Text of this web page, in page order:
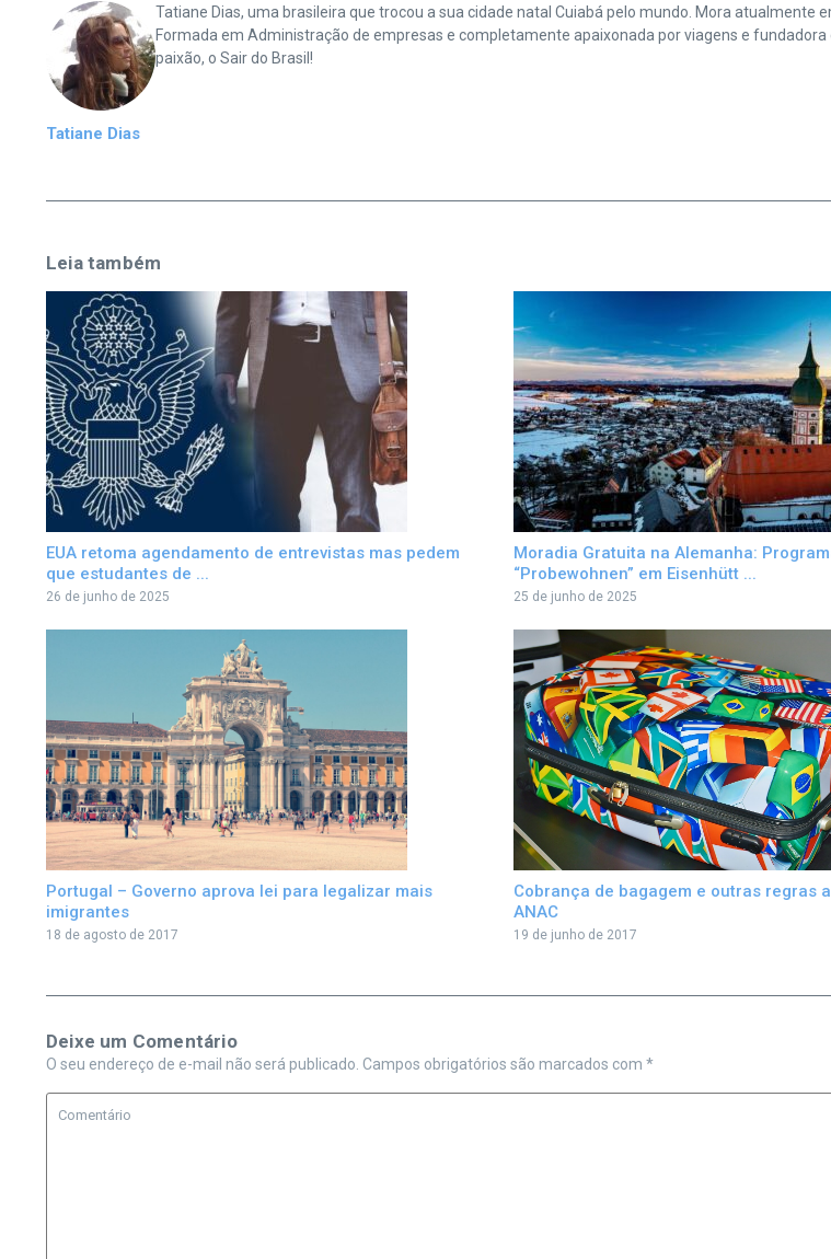
Tatiane Dias
Tatiane Dias, uma brasileira que trocou a sua cidade natal Cuiabá pelo mundo. Mora
Formada em Administração de empresas e completamente apaixonada por viagens e
paixão, o Sair do Brasil!
Leia também
EUA retoma agendamento de entrevistas mas pedem
que estudantes de ...
26 de junho de 2025
Moradia Gratuita na Alemanha:
“Probewohnen” em Eisenhütt ...
25 de junho de 2025
Portugal – Governo aprova lei para legalizar mais
imigrantes
18 de agosto de 2017
Cobrança de bagagem e outras regras
ANAC
19 de junho de 2017
Deixe um Comentário
O seu endereço de e-mail não será publicado. Campos obrigatórios são marcados com *